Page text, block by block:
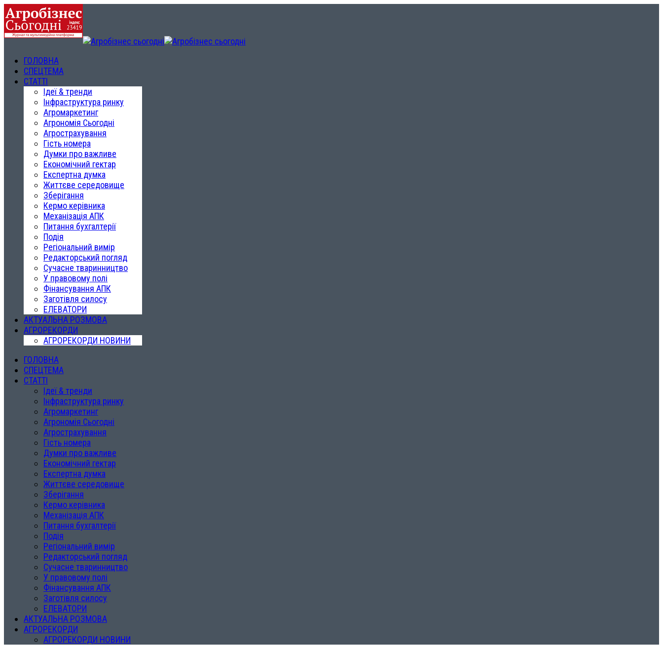
ГОЛОВНА
СПЕЦТЕМА
СТАТТІ
Ідеї & тренди
Інфраструктура ринку
Агромаркетинг
Агрономія Сьогодні
Агрострахування
Гість номера
Думки про важливе
Економічний гектар
Експертна думка
Життєве середовище
Зберігання
Кермо керівника
Механізація АПК
Питання бухгалтерії
Подія
Регіональний вимір
Редакторський погляд
Сучасне тваринництво
У правовому полі
Фінансування АПК
Заготівля силосу
ЕЛЕВАТОРИ
АКТУАЛЬНА РОЗМОВА
АГРОРЕКОРДИ
АГРОРЕКОРДИ НОВИНИ
ГОЛОВНА
СПЕЦТЕМА
СТАТТІ
Ідеї & тренди
Інфраструктура ринку
Агромаркетинг
Агрономія Сьогодні
Агрострахування
Гість номера
Думки про важливе
Економічний гектар
Експертна думка
Життєве середовище
Зберігання
Кермо керівника
Механізація АПК
Питання бухгалтерії
Подія
Регіональний вимір
Редакторський погляд
Сучасне тваринництво
У правовому полі
Фінансування АПК
Заготівля силосу
ЕЛЕВАТОРИ
АКТУАЛЬНА РОЗМОВА
АГРОРЕКОРДИ
АГРОРЕКОРДИ НОВИНИ